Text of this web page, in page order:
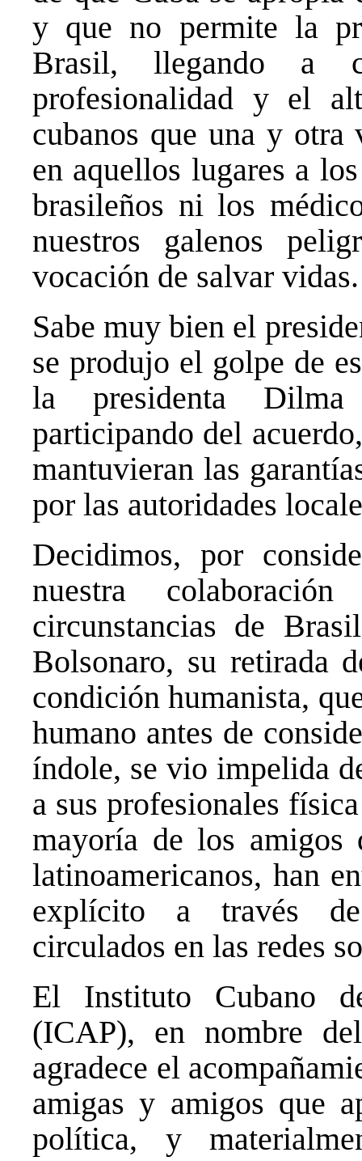
y que no permite la
Brasil, llegando a
profesionalidad y el
cubanos que una y otra
en aquellos lugares a
brasileños ni los
nuestros galenos
vocación de salvar vidas.
Sabe muy bien el
se produjo el golpe de
la presidenta Dilma
participando del
mantuvieran las
por las autoridades
Decidimos, por
nuestra
circunstancias de
Bolsonaro, su retirada
condición humanista,
humano antes de
índole, se vio impelida
a sus profesionales
mayoría de los amigos
latinoamericanos, han
explícito a través
circulados en las redes
El Instituto Cubano
(ICAP), en nombre
agradece el
amigas y amigos que
política, y